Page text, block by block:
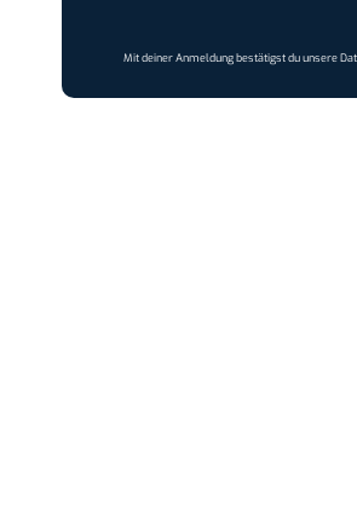
Mit deiner Anmeldung bestätigst du unsere